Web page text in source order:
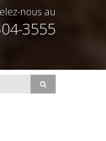
nous au
3555